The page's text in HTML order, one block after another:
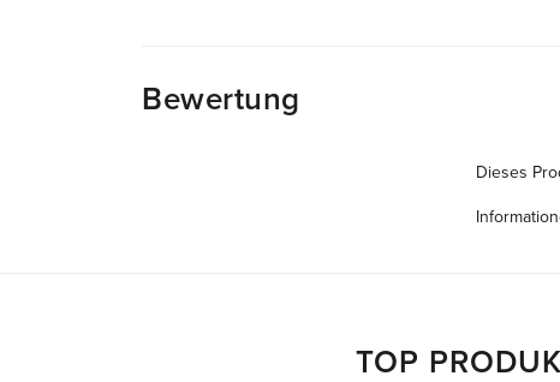
Bewertung
Dieses
TOP